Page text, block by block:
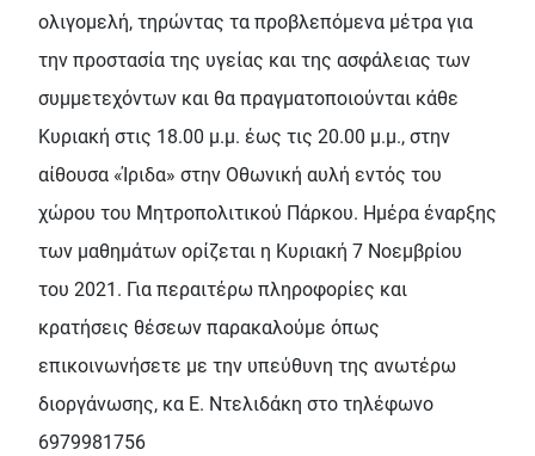
ολιγομελή, τηρώντας τα προβλεπόμενα μέτρα για
την προστασία της υγείας και της ασφάλειας των
συμμετεχόντων και θα πραγματοποιούνται κάθε
Κυριακή στις 18.00 μ.μ. έως τις 20.00 μ.μ., στην
αίθουσα «Ίριδα» στην Οθωνική αυλή εντός του
χώρου του Μητροπολιτικού Πάρκου. Ημέρα έναρξης
των μαθημάτων ορίζεται η Κυριακή 7 Νοεμβρίου
του 2021. Για περαιτέρω πληροφορίες και
κρατήσεις θέσεων παρακαλούμε όπως
επικοινωνήσετε με την υπεύθυνη της ανωτέρω
διοργάνωσης, κα Ε. Ντελιδάκη στο τηλέφωνο
6979981756